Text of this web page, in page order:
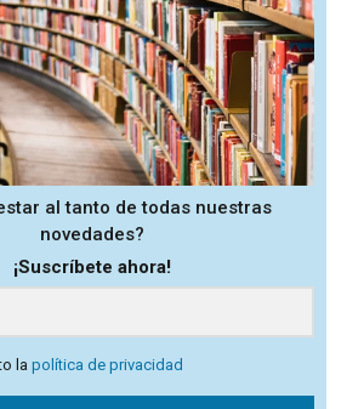
al tanto de todas nuestras
novedades?
¡Suscríbete ahora!
lapolítica de privacidad